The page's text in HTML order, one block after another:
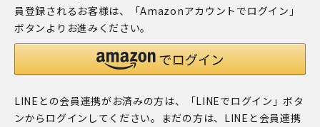
員登録されるお客様は、「Amazonアカウントでログイン」
ボタンよりお進みください。
LINEとの会員連携がお済みの方は、「LINEでログイン」ボタ
ンからログインしてください。まだの方は、 LINEと会員連携